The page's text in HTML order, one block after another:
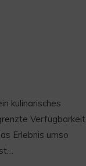
kulinarisches
Verfügbarkeit
Erlebnis umso